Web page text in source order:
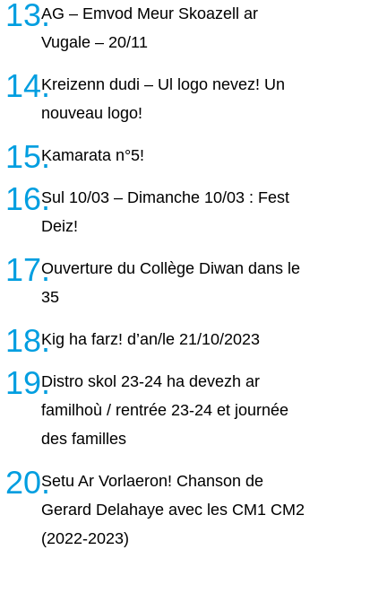
AG – Emvod Meur Skoazell ar
Vugale – 20/11
Kreizenn dudi – Ul logo nevez! Un
nouveau logo!
Kamarata n°5!
Sul 10/03 – Dimanche 10/03 : Fest
Deiz!
Ouverture du Collège Diwan dans le
35
Kig ha farz! d’an/le 21/10/2023
Distro skol 23-24 ha devezh ar
familhoù / rentrée 23-24 et journée
des familles
Setu Ar Vorlaeron! Chanson de
Gerard Delahaye avec les CM1 CM2
(2022-2023)